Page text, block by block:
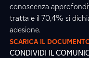
conoscenza
tratta e il 70,4% si
adesione.
SCARICA IL
CONDIVIDI IL